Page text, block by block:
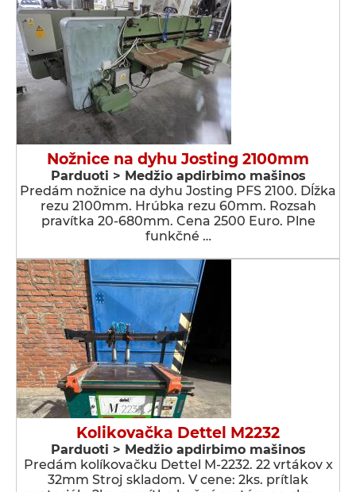
Nožnice na dyhu Josting 2100mm
Parduoti > Medžio apdirbimo mašinos
Predám nožnice na dyhu Josting PFS 2100. Dĺžka
rezu 2100mm. Hrúbka rezu 60mm. Rozsah
pravítka 20-680mm. Cena 2500 Euro. Plne
funkčné …
Kolikovačka Dettel M2232
Parduoti > Medžio apdirbimo mašinos
Predám kolíkovačku Dettel M-2232. 22 vrtákov x
32mm Stroj skladom. V cene: 2ks. prítlak